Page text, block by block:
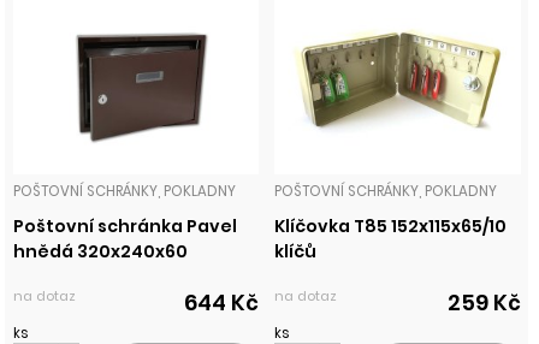
POŠTOVNÍ SCHRÁNKY, POKLADNY
Poštovní schránka Pavel
hnědá 320x240x60
na dotaz 644 Kč
ks
POŠTOVNÍ SCHRÁNKY, POKLADNY
Klíčovka T85 152x115x65/10
klíčů
na dotaz 259 Kč
ks